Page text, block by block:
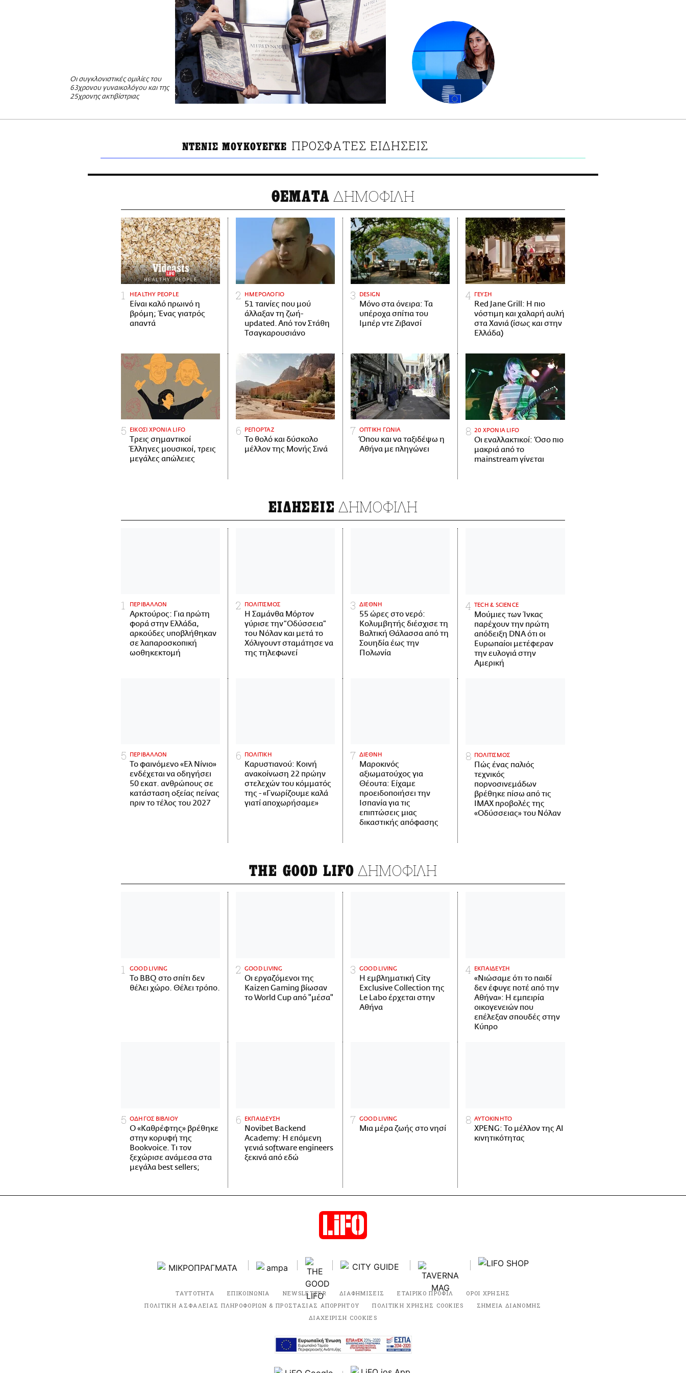
Οι συγκλονιστικές ομιλίες του
63χρονου γυναικολόγου και της
25χρονης ακτιβίστριας
ΝΤΕΝΙΣ ΜΟΥΚΟΥΕΓΚΕ ΠΡΟΣΦΑΤΕΣ ΕΙΔΗΣΕΙΣ
ΘΕΜΑΤΑ ΔΗΜΟΦΙΛΗ
HEALTHY PEOPLE
Είναι καλό πρωινό η
βρόμη; Ένας γιατρός
απαντά
ΗΜΕΡΟΛΟΓΙΟ
51 ταινίες που μού
άλλαξαν τη ζωή-
updated. Aπό τον Στάθη
Τσαγκαρουσιάνο
DESIGN
Μόνο στα όνειρα: Τα
υπέροχα σπίτια του
Ιμπέρ ντε Ζιβανσί
ΓΕΥΣΗ
Red Jane Grill: Η πιο
νόστιμη και χαλαρή αυλή
στα Χανιά (ίσως και στην
Ελλάδα)
ΕΙΚΟΣΙ ΧΡΟΝΙΑ LIFO
Tρεις σημαντικοί
Έλληνες μουσικοί, τρεις
μεγάλες απώλειες
ΡΕΠΟΡΤΑΖ
Το θολό και δύσκολο
μέλλον της Μονής Σινά
ΟΠΤΙΚΗ ΓΩΝΙΑ
Όπου και να ταξιδέψω η
Αθήνα με πληγώνει
20 ΧΡΟΝΙΑ LIFO
Οι εναλλακτικοί: Όσο πιο
μακριά από το
mainstream γίνεται
ΕΙΔΗΣΕΙΣ ΔΗΜΟΦΙΛΗ
ΠΕΡΙΒΑΛΛΟΝ
Αρκτούρος: Για πρώτη
φορά στην Ελλάδα,
αρκούδες υποβλήθηκαν
σε λαπαροσκοπική
ωοθηκεκτομή
ΠΟΛΙΤΙΣΜΟΣ
Η Σαμάνθα Μόρτον
γύρισε την “Οδύσσεια”
του Νόλαν και μετά το
Χόλιγουντ σταμάτησε να
της τηλεφωνεί
ΔΙΕΘΝΗ
55 ώρες στο νερό:
Κολυμβητής διέσχισε τη
Βαλτική Θάλασσα από τη
Σουηδία έως την
Πολωνία
ΤECH & SCIENCE
Μούμιες των Ίνκας
παρέχουν την πρώτη
απόδειξη DNA ότι οι
Ευρωπαίοι μετέφεραν
την ευλογιά στην
Αμερική
ΠΕΡΙΒΑΛΛΟΝ
Το φαινόμενο «Ελ Νίνιο»
ενδέχεται να οδηγήσει
50 εκατ. ανθρώπους σε
κατάσταση οξείας πείνας
πριν το τέλος του 2027
ΠΟΛΙΤΙΚΗ
Καρυστιανού: Κοινή
ανακοίνωση 22 πρώην
στελεχών του κόμματός
της - «Γνωρίζουμε καλά
γιατί αποχωρήσαμε»
ΔΙΕΘΝΗ
Μαροκινός
αξιωματούχος για
Θέουτα: Είχαμε
προειδοποιήσει την
Ισπανία για τις
επιπτώσεις μιας
δικαστικής απόφασης
ΠΟΛΙΤΙΣΜΟΣ
Πώς ένας παλιός
τεχνικός
πορνοσινεμάδων
βρέθηκε πίσω από τις
IMAX προβολές της
«Οδύσσειας» του Νόλαν
THE GOOD LIFO ΔΗΜΟΦΙΛΗ
GOOD LIVING
Το BBQ στο σπίτι δεν
θέλει χώρο. Θέλει τρόπο.
GOOD LIVING
Οι εργαζόμενοι της
Kaizen Gaming βίωσαν
το World Cup από "μέσα"
GOOD LIVING
Η εμβληματική City
Exclusive Collection της
Le Labo έρχεται στην
Αθήνα
ΕΚΠΑΙΔΕΥΣΗ
«Νιώσαμε ότι το παιδί
δεν έφυγε ποτέ από την
Αθήνα»: Η εμπειρία
οικογενειών που
επέλεξαν σπουδές στην
Κύπρο
ΟΔΗΓΟΣ ΒΙΒΛΙΟΥ
Ο «Καθρέφτης» βρέθηκε
στην κορυφή της
Bookvoice. Τι τον
ξεχώρισε ανάμεσα στα
μεγάλα best sellers;
ΕΚΠΑΙΔΕΥΣΗ
Novibet Backend
Academy: Η επόμενη
γενιά software engineers
ξεκινά από εδώ
GOOD LIVING
Μια μέρα ζωής στο νησί
ΑΥΤΟΚΙΝΗΤΟ
XPENG: Το μέλλον της AI
κινητικότητας
ΤΑΥΤΟΤΗΤΑ ΕΠΙΚΟΙΝΩΝΙΑ NEWSLETTER ΔΙΑΦΗΜΙΣΕΙΣ ΕΤΑΙΡΙΚΟ ΠΡΟΦΙΛ
ΟΡΟΙ ΧΡΗΣΗΣ
ΠΟΛΙΤΙΚΗ ΑΣΦΑΛΕΙΑΣ ΠΛΗΡΟΦΟΡΙΩΝ & ΠΡΟΣΤΑΣΙΑΣ ΑΠΟΡΡΗΤΟΥ
ΠΟΛΙΤΙΚΗ ΧΡΗΣΗΣ COOKIES
ΣΗΜΕΙΑ ΔΙΑΝΟΜΗΣ
ΔΙΑΧΕΙΡΙΣΗ COOKIES